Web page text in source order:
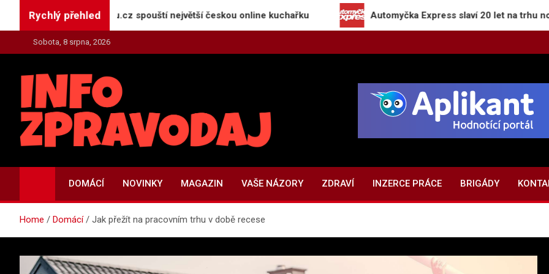
Rychlý přehledspouští největší českou online kuchařku Automyčka Express slaví 20 let na trhu novou
Sobota, 8 srpna, 2026
INFO-ZPRAVODAJ.CZ
DOMÁCÍ NOVINKY MAGAZIN VAŠE NÁZORY ZDRAVÍ INZERCE PRÁCE BRIGÁDY
Home Domácí Jak přežít na pracovním trhu v době recese